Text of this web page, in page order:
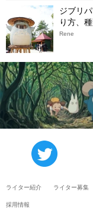
ジブリ
り方、
Rene
ライター紹介 ライター募集
採用情報